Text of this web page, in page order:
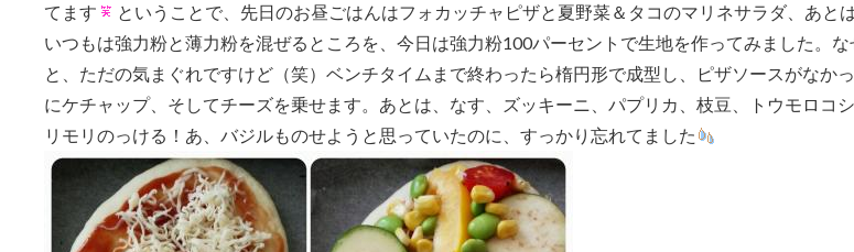
てます
ということで、先日のお昼ごはんはフォカッチャピザと夏野菜＆タコのマリネサラダ、あと
いつもは強力粉と薄力粉を混ぜるところを、今日は強力粉100パーセントで生地を作ってみました。な
と、ただの気まぐれですけど（笑）ベンチタイムまで終わったら楕円形で成型し、ピザソースがなか
にケチャップ、そしてチーズを乗せます。あとは、なす、ズッキーニ、パプリカ、枝豆、トウモロコ
リモリのっける！あ、バジルものせようと思っていたのに、すっかり忘れてました